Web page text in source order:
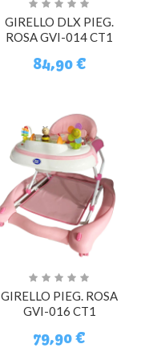
GIRELLO DLX PIEG.
ROSA GVI-014 CT1
84,90 €
GIRELLO PIEG. ROSA
GVI-016 CT1
79,90 €